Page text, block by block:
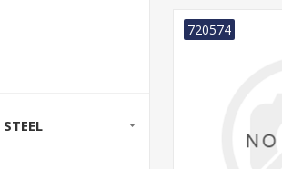
720574